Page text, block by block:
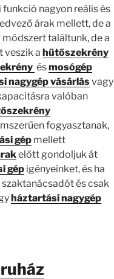
funkció nagyon reális és
árak mellett, de a
találtunk, de a
veszik a hűtőszekrény
ésmosógép
nagygép vásárlásvagy
valóban
fogyasztanak,
gép mellett
előtt gondoljuk át
gépigényeinket, és ha
és csak
háztartási nagygép